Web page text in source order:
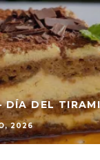
DÍA DEL
2026